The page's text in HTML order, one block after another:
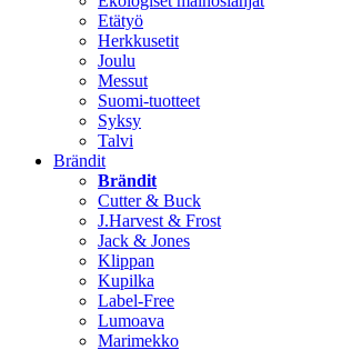
Etätyö
Herkkusetit
Joulu
Messut
Suomi-tuotteet
Syksy
Talvi
Brändit
Brändit
Cutter & Buck
J.Harvest & Frost
Jack & Jones
Klippan
Kupilka
Label-Free
Lumoava
Marimekko